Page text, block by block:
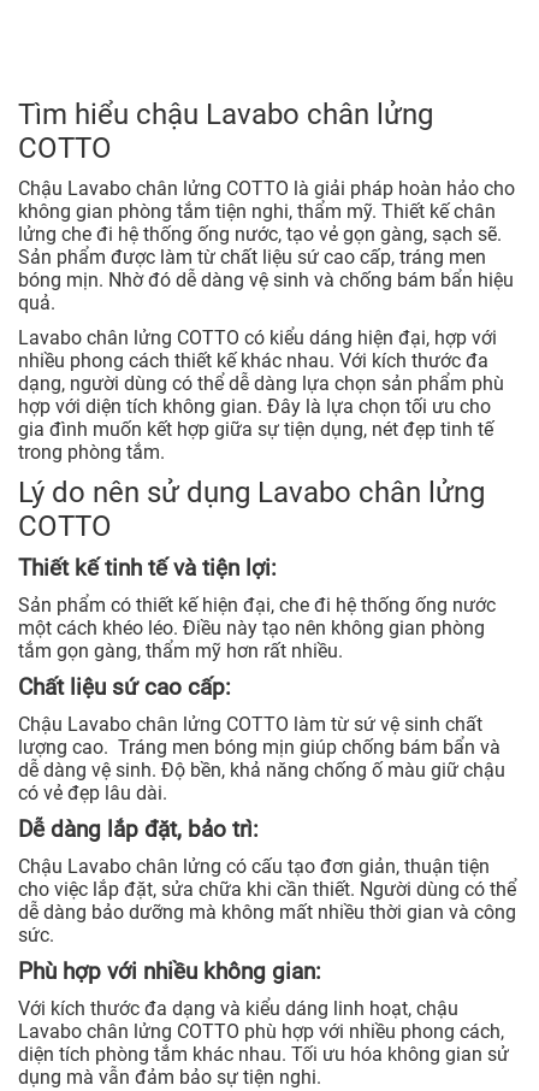
Tìm hiểu chậu Lavabo chân lửng
COTTO
Chậu Lavabo chân lửng COTTO là giải pháp hoàn hảo cho
không gian phòng tắm tiện nghi, thẩm mỹ. Thiết kế chân
lửng che đi hệ thống ống nước, tạo vẻ gọn gàng, sạch sẽ.
Sản phẩm được làm từ chất liệu sứ cao cấp, tráng men
bóng mịn. Nhờ đó dễ dàng vệ sinh và chống bám bẩn hiệu
quả.
Lavabo chân lửng COTTO có kiểu dáng hiện đại, hợp với
nhiều phong cách thiết kế khác nhau. Với kích thước đa
dạng, người dùng có thể dễ dàng lựa chọn sản phẩm phù
hợp với diện tích không gian. Đây là lựa chọn tối ưu cho
gia đình muốn kết hợp giữa sự tiện dụng, nét đẹp tinh tế
trong phòng tắm.
Lý do nên sử dụng Lavabo chân lửng
COTTO
Thiết kế tinh tế và tiện lợi:
Sản phẩm có thiết kế hiện đại, che đi hệ thống ống nước
một cách khéo léo. Điều này tạo nên không gian phòng
tắm gọn gàng, thẩm mỹ hơn rất nhiều.
Chất liệu sứ cao cấp:
Chậu Lavabo chân lửng COTTO làm từ sứ vệ sinh chất
lượng cao. Tráng men bóng mịn giúp chống bám bẩn và
dễ dàng vệ sinh. Độ bền, khả năng chống ố màu giữ chậu
có vẻ đẹp lâu dài.
Dễ dàng lắp đặt, bảo trì:
Chậu Lavabo chân lửng có cấu tạo đơn giản, thuận tiện
cho việc lắp đặt, sửa chữa khi cần thiết. Người dùng có thể
dễ dàng bảo dưỡng mà không mất nhiều thời gian và công
sức.
Phù hợp với nhiều không gian:
Với kích thước đa dạng và kiểu dáng linh hoạt, chậu
Lavabo chân lửng COTTO phù hợp với nhiều phong cách,
diện tích phòng tắm khác nhau. Tối ưu hóa không gian sử
dụng mà vẫn đảm bảo sự tiện nghi.